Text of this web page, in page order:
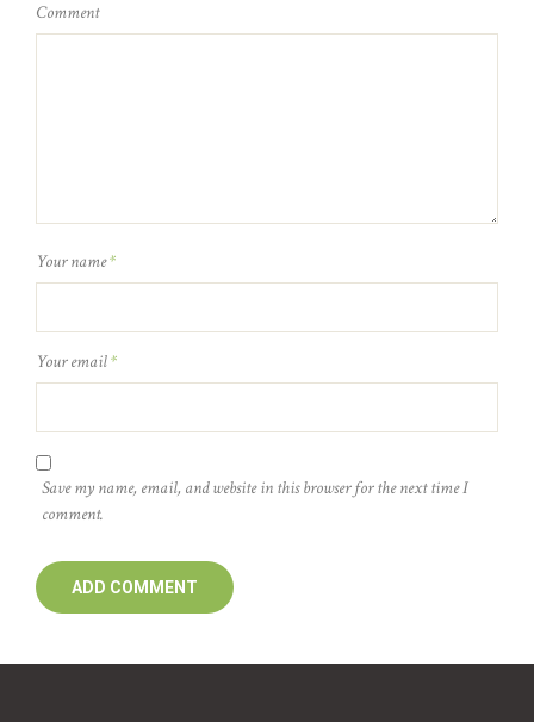
Comment
Your name*
Your email*
Save my name, email, and website in this browser for the next time I
comment.